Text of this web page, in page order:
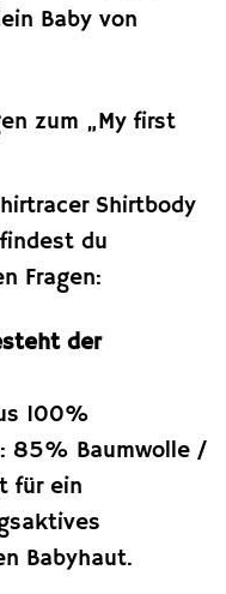
Baby von
zum „My first
Shirtbody
du
Fragen:
der
100%
85% Baumwolle /
für ein
Babyhaut.